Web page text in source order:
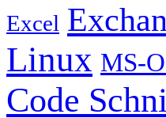
Excel
Linux MS-
Code